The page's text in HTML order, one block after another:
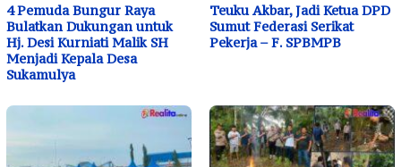
4 Pemuda Bungur Raya
Bulatkan Dukungan untuk
Hj. Desi Kurniati Malik SH
Menjadi Kepala Desa
Sukamulya
Teuku Akbar, Jadi Ketua DPD
Sumut Federasi Serikat
Pekerja – F. SPBMPB